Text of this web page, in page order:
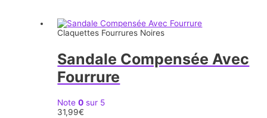
Claquettes Fourrures Noires
Sandale Compensée Avec
Fourrure
Note0 sur 5
31,99€